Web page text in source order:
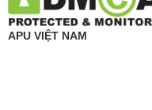
APU VIỆT NAM